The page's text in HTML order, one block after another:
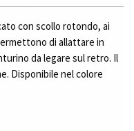
con scollo rotondo, ai
di allattare in
da legare sul retro. Il
Disponibile nel colore